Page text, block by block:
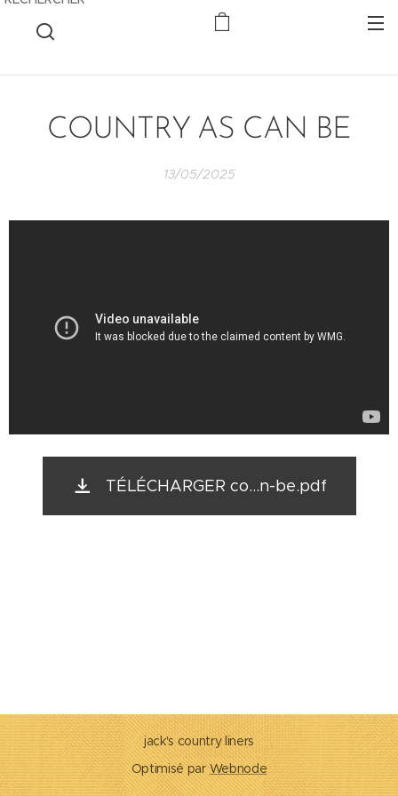
COUNTRY AS CAN BE
13/05/2025
TÉLÉCHARGER co...n-be.pdf
jack's country liners
Optimisé parWebnode